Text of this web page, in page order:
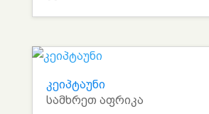
კეიპტაუნი
სამხრეთ აფრიკა